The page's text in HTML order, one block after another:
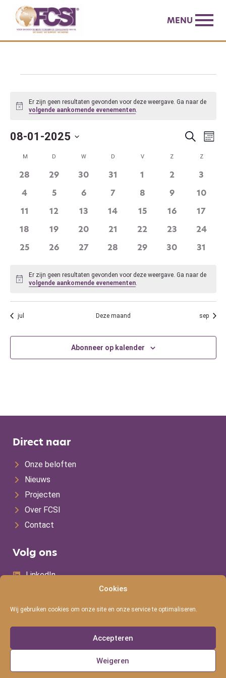
Cookies
Wij gebruiken cookies om onze site en onze service te optimaliseren.
Accepteren
Weigeren
MENU
Bericht
Er zijn geen resultaten gevonden voor deze weergave. Ga naar de
volgende aankomende evenementen.
Zoeken
08-01-2025
datum.
Kalender
van
Evenementen
M MAANDAG
D DINSDAGW WOENSDAG
D DONDERDAG
VVRIJDAG Z ZATERDAGZZONDAG
0
28
0
29
0
30
0
31
0
1
0
2
0
3
0
4
0
5
0
6
0
7
0
8
0
9
0
10
0
11
0
12
0
13
0
14
0
15
0
16
0
17
0
18
0
19
0
20
0
21
0
22
0
23
0
24
0
25
0
26
0
27
0
28
0
29
0
30
0
31
Bericht
Er zijn geen resultaten gevonden voor deze weergave. Ga naar de
volgende aankomende evenementen.
jul Deze maand sep
Abonneer op kalender
Direct naar
Onze beloften
Nieuws
Projecten
Over FCSI
Contact
Volg ons
LinkedIn
+31 486 477 792
© 2026 FCSI Postbus 138, Privacyverklaring